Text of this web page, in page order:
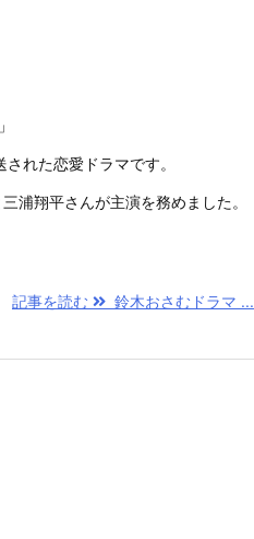
れた恋愛ドラマです。
浦翔平さんが主演を務めました。
記事を読む 鈴木おさむドラマ ...